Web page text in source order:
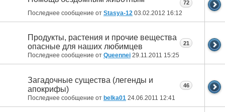
Последнее сообщение от Stasya-12 03.02.2012 16:12
72
Продукты, растения и прочие вещества
опасные для наших любимцев
Последнее сообщение от Queennei 29.11.2011 15:25
21
Загадочные существа (легенды и
апокрифы)
Последнее сообщение от belka01 24.06.2011 12:41
46